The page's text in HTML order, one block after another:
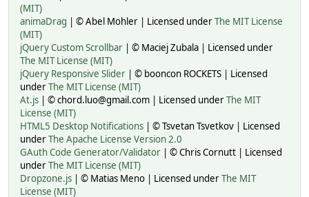
(MIT)
animaDrag | © Abel Mohler | Licensed underThe MIT License
(MIT)
jQuery Custom Scrollbar | © Maciej Zubala | Licensed under
The MIT License (MIT)
jQuery Responsive Slider | © booncon ROCKETS | Licensed
underThe MIT License (MIT)
At.js | © chord.luo@gmail.com | Licensed underThe MIT
License (MIT)
HTML5 Desktop Notifications | © Tsvetan Tsvetkov | Licensed
underThe Apache License Version 2.0
GAuth Code Generator/Validator | © Chris Cornutt | Licensed
underThe MIT License (MIT)
Dropzone.js | © Matias Meno | Licensed underThe MIT
License (MIT)